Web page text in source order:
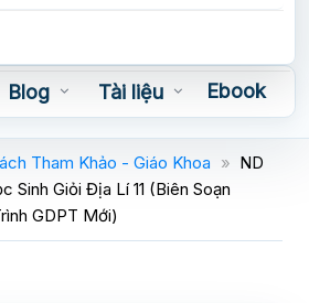
Blog Tài liệu
Ebook
Tham Khảo - Giáo Khoa » ND
Sinh Giỏi Địa Lí 11 (Biên Soạn
GDPT Mới)